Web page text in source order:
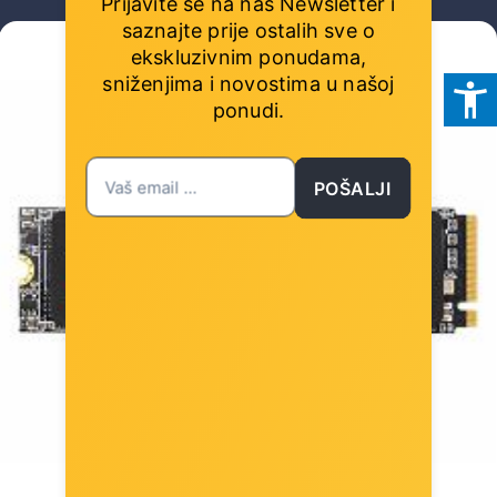
saznajte prije ostalih sve o
ekskluzivnim ponudama,
sniženjima i novostima u našoj
ponudi.
POŠALJI